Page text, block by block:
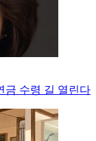
금 수령 길 열린다